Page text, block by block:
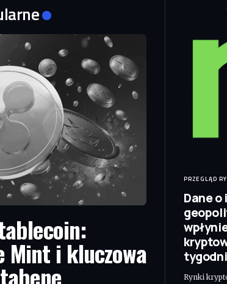
Mint i kluczowa
PRZEGLĄD
Dane
Rynki